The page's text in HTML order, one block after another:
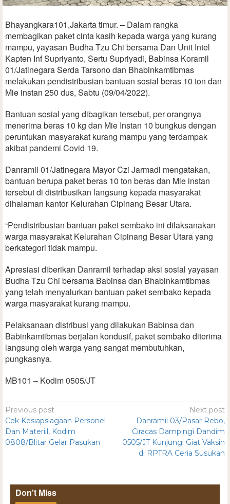
Bhayangkara101,Jakarta timur. – Dalam rangka
membagikan paket cinta kasih kepada warga yang kurang
mampu, yayasan Budha Tzu Chi bersama Dan Unit Intel
Kapten Inf Supriyanto, Sertu Supriyadi, Babinsa Koramil
01/Jatinegara Serda Tarsono dan Bhabinkamtibmas
melakukan pendistribusian bantuan sosial beras 10 ton dan
Mie instan 250 dus, Sabtu (09/04/2022).
Bantuan sosial yang dibagikan tersebut, per orangnya
menerima beras 10 kg dan Mie Instan 10 bungkus dengan
peruntukan masyarakat kurang mampu yang terdampak
akibat pandemi Covid 19.
Danramil 01/Jatinegara Mayor Czi Jarmadi mengatakan,
bantuan berupa paket beras 10 ton beras dan Mie instan
tersebut di distribusikan langsung kepada masyarakat
dihalaman kantor Kelurahan Cipinang Besar Utara.
“Pendistribusian bantuan paket sembako ini dilaksanakan
warga masyarakat Kelurahan Cipinang Besar Utara yang
berkategori tidak mampu.
Apresiasi diberikan Danramil terhadap aksi sosial yayasan
Budha Tzu Chi bersama Babinsa dan Bhabinkamtibmas
yang telah menyalurkan bantuan paket sembako kepada
warga masyarakat kurang mampu.
Pelaksanaan distribusi yang dilakukan Babinsa dan
Babinkamtibmas berjalan kondusif, paket sembako diterima
langsung oleh warga yang sangat membutuhkan,
pungkasnya.
MB101 – Kodim 0505/JT
Previous post
Cek Kesiapsiagaan Personel
Dan Materiil, Kodim
0808/Blitar Gelar Pasukan
Next post
Danramil 03/Pasar Rebo,
Ciracas Dampingi Dandim
0505/JT Kunjungi Giat Vaksin
di RPTRA Ceria Susukan
Don't Miss